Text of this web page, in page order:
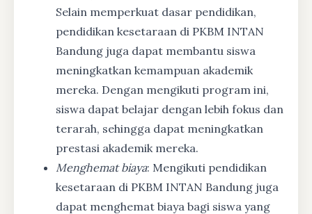
Selain memperkuat dasar pendidikan,
pendidikan kesetaraan di PKBM INTAN
Bandung juga dapat membantu siswa
meningkatkan kemampuan akademik
mereka. Dengan mengikuti program ini,
siswa dapat belajar dengan lebih fokus dan
terarah, sehingga dapat meningkatkan
prestasi akademik mereka.
Menghemat biaya: Mengikuti pendidikan
kesetaraan di PKBM INTAN Bandung juga
dapat menghemat biaya bagi siswa yang